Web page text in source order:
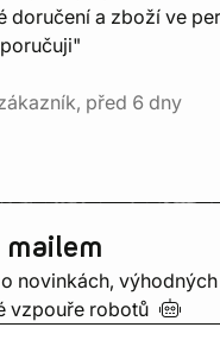
doručení a zboží ve
před 6 dny
novinkách,
vzpouře robotů